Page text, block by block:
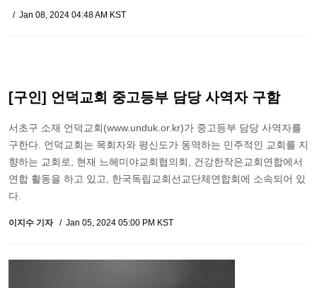
Jan 08, 2024 04:48 AM KST
[구인] 언덕교회 중고등부 담당 사역자 구함
서초구 소재 언덕교회(www.unduk.or.kr)가 중고등부 담당 사역자를
구한다. 언덕교회는 목회자와 평신도가 동역하는 민주적인 교회를 지
향하는 교회로, 현재 느헤미야교회협의회, 건강한작은교회연합에서
연합 활동을 하고 있고, 한국독립교회선교단체연합회에 소속되어 있
다.
이지수 기자 Jan 05, 2024 05:00 PM KST